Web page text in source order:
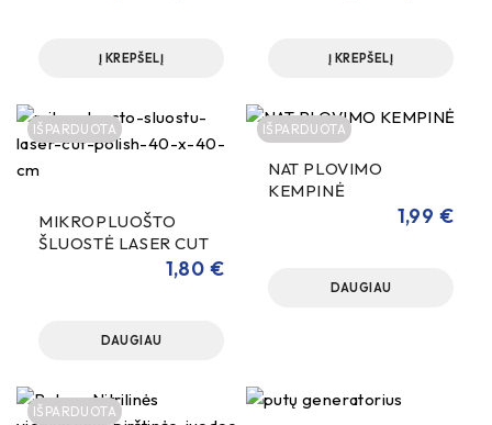
Į KREPŠELĮ Į KREPŠELĮ
IŠPARDUOTA
MIKROPLUOŠTO
ŠLUOSTĖ LASER CUT
40x40 CM 380gsm
1,80 €
DAUGIAU
IŠPARDUOTA
NAT PLOVIMO
KEMPINĖ
1,99 €
DAUGIAU
IŠPARDUOTA